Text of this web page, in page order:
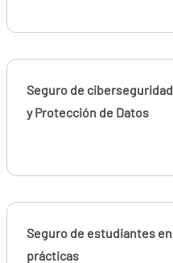
Seguro de ciberseguridad
y Protección de Datos
Seguro de estudiantes en
prácticas